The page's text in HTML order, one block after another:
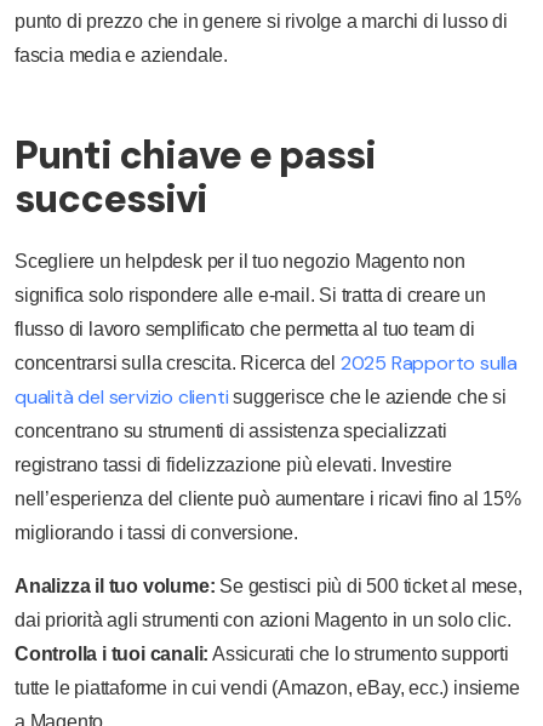
punto di prezzo che in genere si rivolge a marchi di lusso di
fascia media e aziendale.
Punti chiave e passi
successivi
Scegliere un helpdesk per il tuo negozio Magento non
significa solo rispondere alle e-mail. Si tratta di creare un
flusso di lavoro semplificato che permetta al tuo team di
concentrarsi sulla crescita. Ricerca del 2025 Rapporto sulla
qualità del servizio clienti suggerisce che le aziende che si
concentrano su strumenti di assistenza specializzati
registrano tassi di fidelizzazione più elevati. Investire
nell’esperienza del cliente può aumentare i ricavi fino al 15%
migliorando i tassi di conversione.
Analizza il tuo volume: Se gestisci più di 500 ticket al mese,
dai priorità agli strumenti con azioni Magento in un solo clic.
Controlla i tuoi canali: Assicurati che lo strumento supporti
tutte le piattaforme in cui vendi (Amazon, eBay, ecc.) insieme